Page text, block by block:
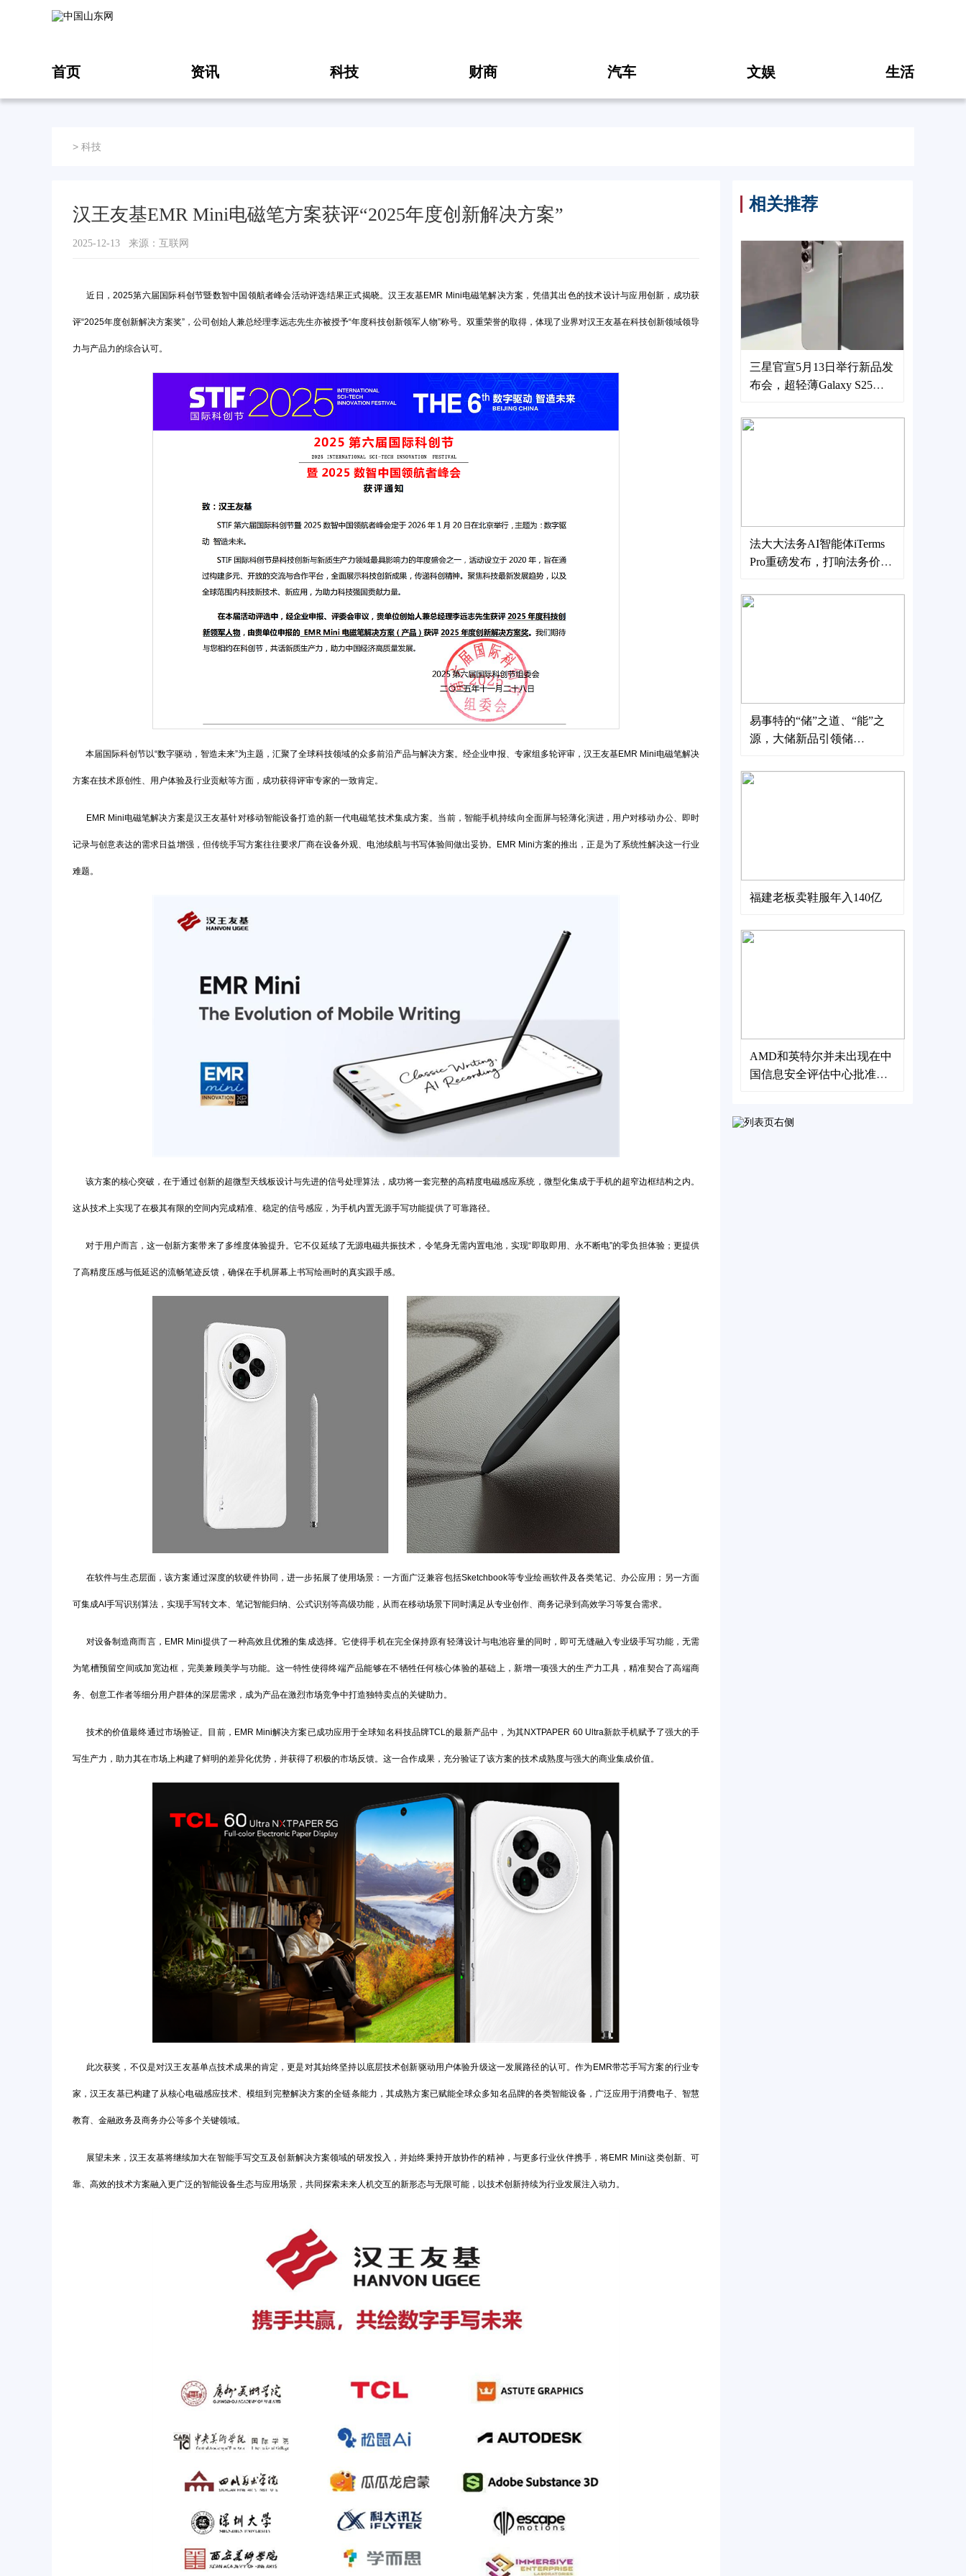
首页 资讯 科技 财商 汽车 文娱 生活
> 科技
汉王友基EMR Mini电磁笔方案获评“2025年度创新解决方案”
2025-12-13 来源：互联网
近日，2025第六届国际科创节暨数智中国领航者峰会活动评选结果正式揭晓。汉王友基EMR Mini电磁笔解决方案，凭借其出色的技术设计与应用创新，成功获
评“2025年度创新解决方案奖”，公司创始人兼总经理李远志先生亦被授予“年度科技创新领军人物”称号。双重荣誉的取得，体现了业界对汉王友基在科技创新领域领导
力与产品力的综合认可。
本届国际科创节以“数字驱动，智造未来”为主题，汇聚了全球科技领域的众多前沿产品与解决方案。经企业申报、专家组多轮评审，汉王友基EMR Mini电磁笔解决
方案在技术原创性、用户体验及行业贡献等方面，成功获得评审专家的一致肯定。
EMR Mini电磁笔解决方案是汉王友基针对移动智能设备打造的新一代电磁笔技术集成方案。当前，智能手机持续向全面屏与轻薄化演进，用户对移动办公、即时
记录与创意表达的需求日益增强，但传统手写方案往往要求厂商在设备外观、电池续航与书写体验间做出妥协。EMR Mini方案的推出，正是为了系统性解决这一行业
难题。
该方案的核心突破，在于通过创新的超微型天线板设计与先进的信号处理算法，成功将一套完整的高精度电磁感应系统，微型化集成于手机的超窄边框结构之内。
这从技术上实现了在极其有限的空间内完成精准、稳定的信号感应，为手机内置无源手写功能提供了可靠路径。
对于用户而言，这一创新方案带来了多维度体验提升。它不仅延续了无源电磁共振技术，令笔身无需内置电池，实现“即取即用、永不断电”的零负担体验；更提供
了高精度压感与低延迟的流畅笔迹反馈，确保在手机屏幕上书写绘画时的真实跟手感。
在软件与生态层面，该方案通过深度的软硬件协同，进一步拓展了使用场景：一方面广泛兼容包括Sketchbook等专业绘画软件及各类笔记、办公应用；另一方面
可集成AI手写识别算法，实现手写转文本、笔记智能归纳、公式识别等高级功能，从而在移动场景下同时满足从专业创作、商务记录到高效学习等复合需求。
对设备制造商而言，EMR Mini提供了一种高效且优雅的集成选择。它使得手机在完全保持原有轻薄设计与电池容量的同时，即可无缝融入专业级手写功能，无需
为笔槽预留空间或加宽边框，完美兼顾美学与功能。这一特性使得终端产品能够在不牺牲任何核心体验的基础上，新增一项强大的生产力工具，精准契合了高端商
务、创意工作者等细分用户群体的深层需求，成为产品在激烈市场竞争中打造独特卖点的关键助力。
技术的价值最终通过市场验证。目前，EMR Mini解决方案已成功应用于全球知名科技品牌TCL的最新产品中，为其NXTPAPER 60 Ultra新款手机赋予了强大的手
写生产力，助力其在市场上构建了鲜明的差异化优势，并获得了积极的市场反馈。这一合作成果，充分验证了该方案的技术成熟度与强大的商业集成价值。
此次获奖，不仅是对汉王友基单点技术成果的肯定，更是对其始终坚持以底层技术创新驱动用户体验升级这一发展路径的认可。作为EMR带芯手写方案的行业专
家，汉王友基已构建了从核心电磁感应技术、模组到完整解决方案的全链条能力，其成熟方案已赋能全球众多知名品牌的各类智能设备，广泛应用于消费电子、智慧
教育、金融政务及商务办公等多个关键领域。
展望未来，汉王友基将继续加大在智能手写交互及创新解决方案领域的研发投入，并始终秉持开放协作的精神，与更多行业伙伴携手，将EMR Mini这类创新、可
靠、高效的技术方案融入更广泛的智能设备生态与应用场景，共同探索未来人机交互的新形态与无限可能，以技术创新持续为行业发展注入动力。
相关推荐
三星官宣5月13日举行新品发
布会，超轻薄Galaxy S25
法大大法务AI智能体iTerms
Pro重磅发布，打响法务价值
易事特的“储”之道、“能”之
源，大储新品引领储
福建老板卖鞋服年入140亿
AMD和英特尔并未出现在中
国信息安全评估中心批准的